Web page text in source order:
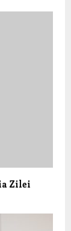
Zilei